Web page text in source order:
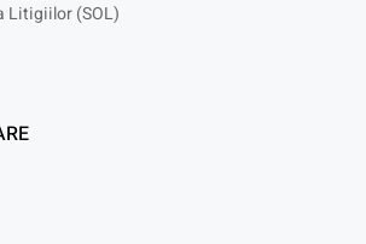
Litigiilor (SOL)